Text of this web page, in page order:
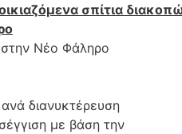
σπίτια
στην Νέο Φάληρο
διανυκτέρευση
με βάση την